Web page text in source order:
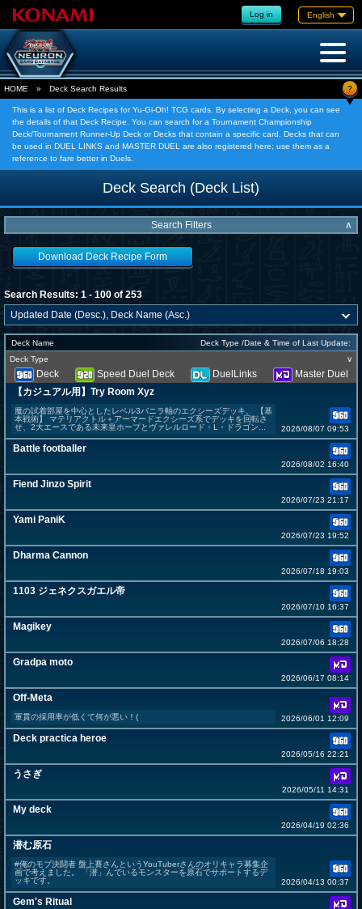
Log in English
HOME » Deck Search Results ?
This is a list of Deck Recipes for Yu-Gi-Oh! TCG cards. By selecting a Deck, you can see
the details of that Deck Recipe. You can search for a Tournament Championship
Deck/Tournament Runner-Up Deck or Decks that contain a specific card. Decks that can
be used in DUEL LINKS and MASTER DUEL are also registered here; use them as a
reference to fare better in Duels.
Deck Search (Deck List)
Search Filters ∧
Download Deck Recipe Form
Search Results: 1 - 100 of 253
Deck Name
Deck Type /Date & Time of Last Update:
Deck Type
∨
Deck Speed Duel Deck DuelLinks
Master Duel
【カジュアル用】Try Room Xyz
魔の試着部屋を中心としたレベル3バニラ軸のエクシーズデッキ。 【基
本戦術】 マテリアクトル＋アーマードエクシーズ系でデッキを回転さ
せ、2大エースである未来皇ホープとヴァレルロード・L・ドラゴン...
2026/08/07 09:53
Battle footballer
2026/08/02 16:40
Fiend Jinzo Spirit
2026/07/23 21:17
Yami PaniK
2026/07/23 19:52
Dharma Cannon
2026/07/18 19:03
1103 ジェネクスガエル帝
2026/07/10 16:37
Magikey
2026/07/06 18:28
Gradpa moto
2026/06/17 08:14
Off-Meta
軍貫の採用率が低くて何が悪い！( 2026/06/01 12:09
Deck practica heroe
2026/05/16 22:21
うさぎ
2026/05/11 14:31
My deck
2026/04/19 02:36
潜む原石
#俺のモブ決闘者 盤上賽さんというYouTuberさんのオリキャラ募集企
画で考えました。 「潜」んでいるモンスターを原石でサポートするデ
ッキです。
2026/04/13 00:37
Gem's Ritual